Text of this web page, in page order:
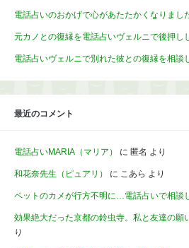
電話占いのおかげで心があたたかくなりまし
元カノとの復縁を電話占いヴェルニで後押し
電話占いヴェルニで別れた彼との復縁を相談
最近のコメント
電話占いMARIA（マリア） に 匿名 より
和花奈先生（ピュアリ） に こあら より
ペットのカメが行方不明に…電話占いで相談
効果絶大だった京都の鈴虫寺。私と友達の願
り